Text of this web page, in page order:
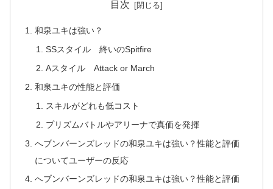
目次
和泉ユキは強い？
SSスタイル 終いのSpitfire
Aスタイル Attack or March
和泉ユキの性能と評価
スキルがどれも低コスト
プリズムバトルやアリーナで真価を発揮
へブンバーンズレッドの和泉ユキは強い？性能と評価
についてユーザーの反応
へブンバーンズレッドの和泉ユキは強い？性能と評価